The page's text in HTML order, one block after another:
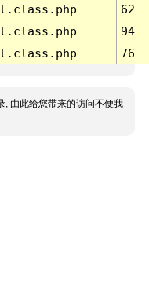
62
94
76
, 由此给您带来的访问不便我